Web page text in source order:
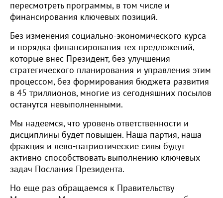
пересмотреть программы, в том числе и
финансирования ключевых позиций.
Без изменения социально-экономического курса
и порядка финансирования тех предложений,
которые внес Президент, без улучшения
стратегического планирования и управления этим
процессом, без формирования бюджета развития
в 45 триллионов, многие из сегодняшних посылов
останутся невыполненными.
Мы надеемся, что уровень ответственности и
дисциплины будет повышен. Наша партия, наша
фракция и лево-патриотические силы будут
активно способствовать выполнению ключевых
задач Послания Президента.
Но еще раз обращаемся к Правительству